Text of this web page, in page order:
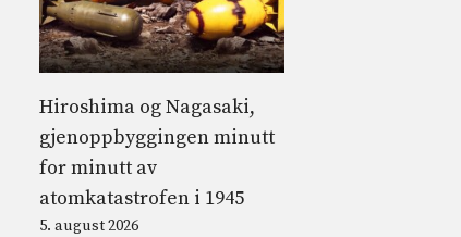
Hiroshima og Nagasaki,
gjenoppbyggingen minutt
for minutt av
atomkatastrofen i 1945
5. august 2026